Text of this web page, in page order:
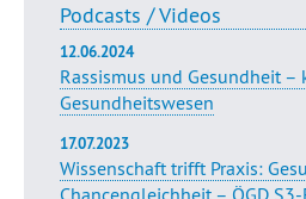
Podcasts / Videos
12.06.2024
Rassismus und Gesundheit –
Gesundheitswesen
17.07.2023
Wissenschaft trifft Praxis: